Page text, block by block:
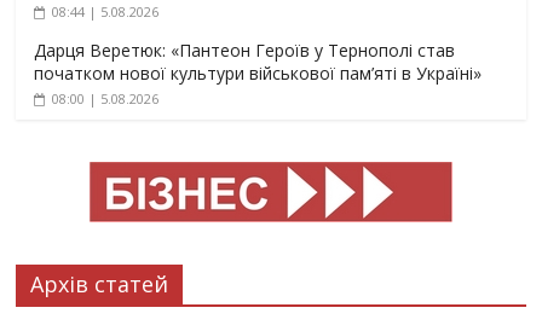
08:44 | 5.08.2026
Дарця Веретюк: «Пантеон Героїв у Тернополі став
початком нової культури військової пам’яті в Україні»
08:00 | 5.08.2026
Архів статей